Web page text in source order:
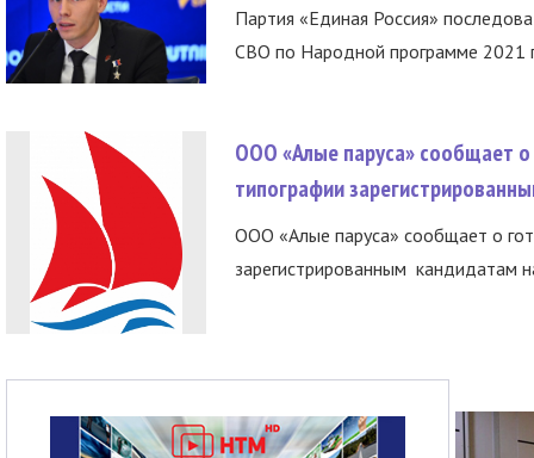
Партия «Единая Россия»
СВО по Народной программе 2021
ООО «Алые паруса» сообщает о
типографии
ООО «Алые паруса» сообщает о
зарегистрированным кандидатам